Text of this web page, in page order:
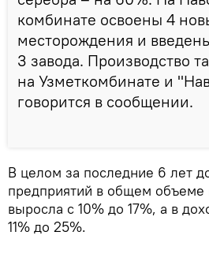
комбинате освоены 4
месторождения и
3 завода. Производство
на Узметкомбинате и
говорится в сообщении.
В целом за последние 6 лет
предприятий в общем
выросла с 10% до 17%, а в
11% до 25%.